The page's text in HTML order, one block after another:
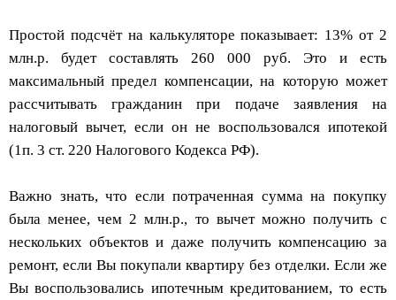
Простой подсчёт на калькуляторе показывает: 13% от 2
млн.р. будет составлять 260 000 руб. Это и есть
максимальный предел компенсации, на которую может
рассчитывать гражданин при подаче заявления на
налоговый вычет, если он не воспользовался ипотекой
(1п. 3 ст. 220 Налогового Кодекса РФ).
Важно знать, что если потраченная сумма на покупку
была менее, чем 2 млн.р., то вычет можно получить с
нескольких объектов и даже получить компенсацию за
ремонт, если Вы покупали квартиру без отделки. Если же
Вы воспользовались ипотечным кредитованием, то есть